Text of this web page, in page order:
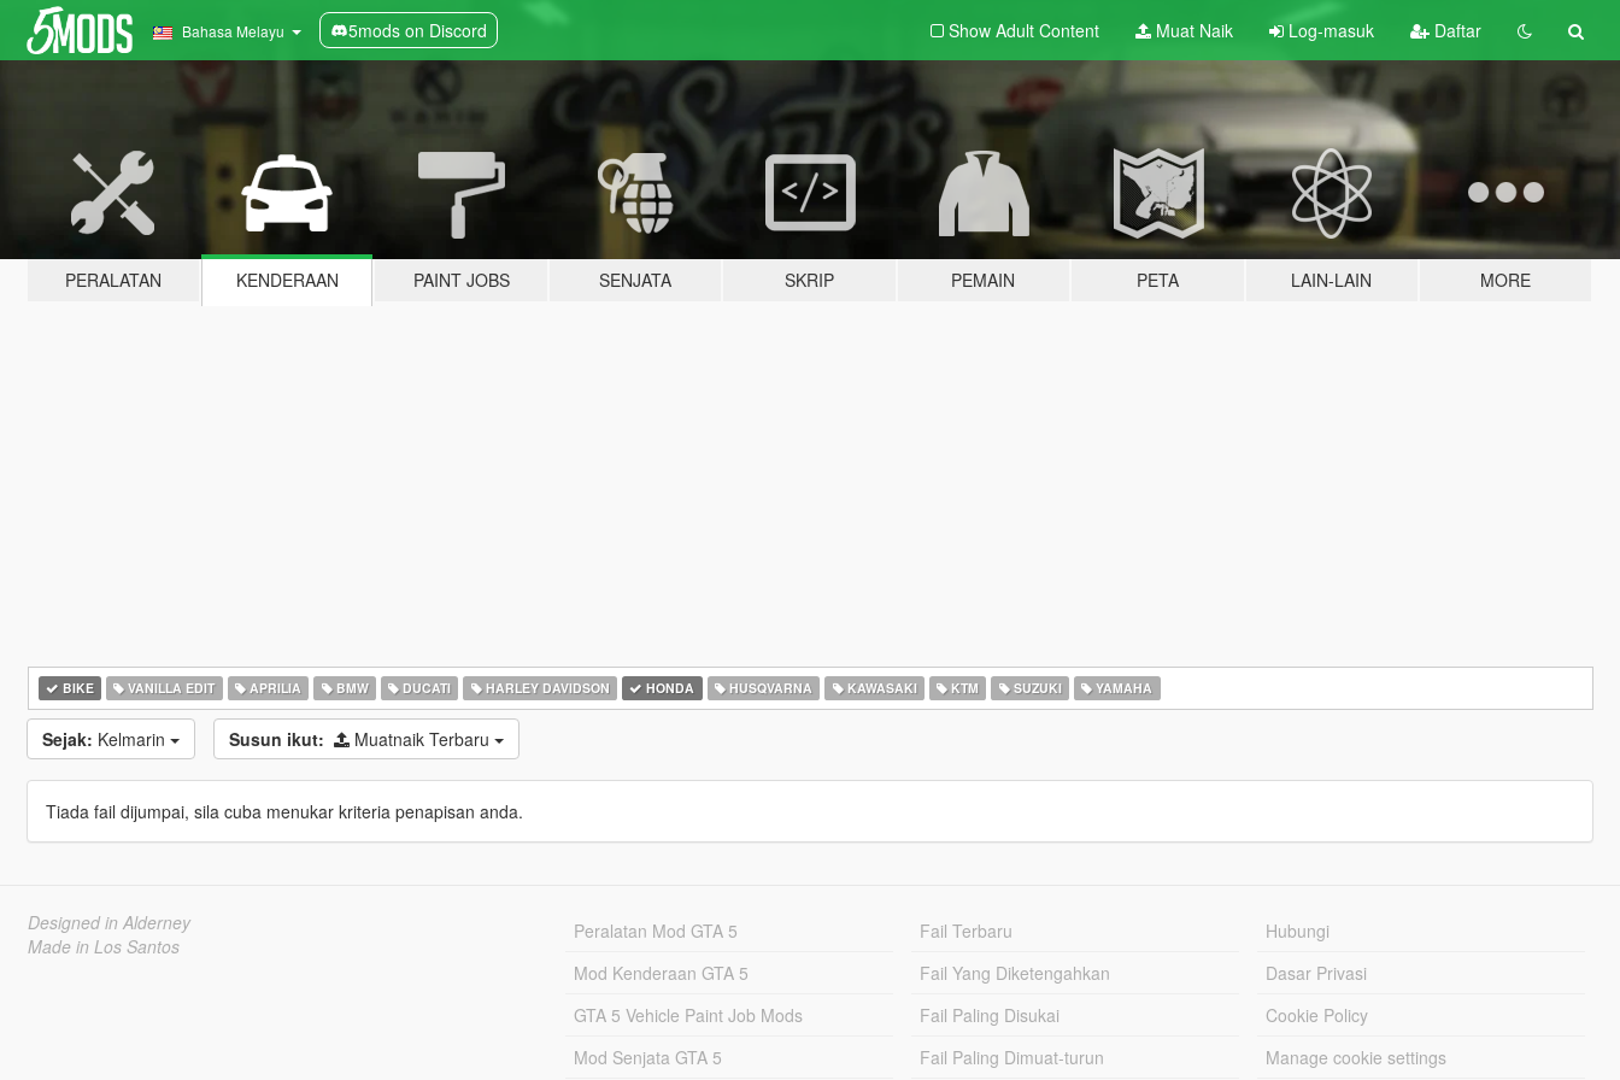
Bahasa Melayu 5mods on Discord Show Adult Content Muat Naik Log-masuk Daftar
PERALATAN KENDERAAN PAINT JOBS SENJATA SKRIP PEMAIN PETA LAIN-LAIN MORE
BIKE VANILLA EDIT APRILIA BMW DUCATI HARLEY DAVIDSON HONDA HUSQVARNA KAWASAKI KTM SUZUKI YAMAHA
Sejak: Kelmarin Susun ikut: Muatnaik Terbaru
Tiada fail dijumpai, sila cuba menukar kriteria penapisan anda.
Designed in Alderney
Made in Los Santos
Peralatan Mod GTA 5
Mod Kenderaan GTA 5
GTA 5 Vehicle Paint Job Mods
Mod Senjata GTA 5
Fail Terbaru
Fail Yang Diketengahkan
Fail Paling Disukai
Fail Paling Dimuat-turun
Hubungi
Dasar Privasi
Cookie Policy
Manage cookie settings